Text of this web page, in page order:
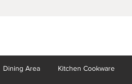
Dining Area Kitchen Cookware